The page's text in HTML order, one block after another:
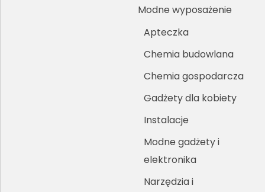
Modne wyposażenie
Apteczka
Chemia budowlana
Chemia gospodarcza
Gadżety dla kobiety
Instalacje
Modne gadżety i
elektronika
Narzędzia i